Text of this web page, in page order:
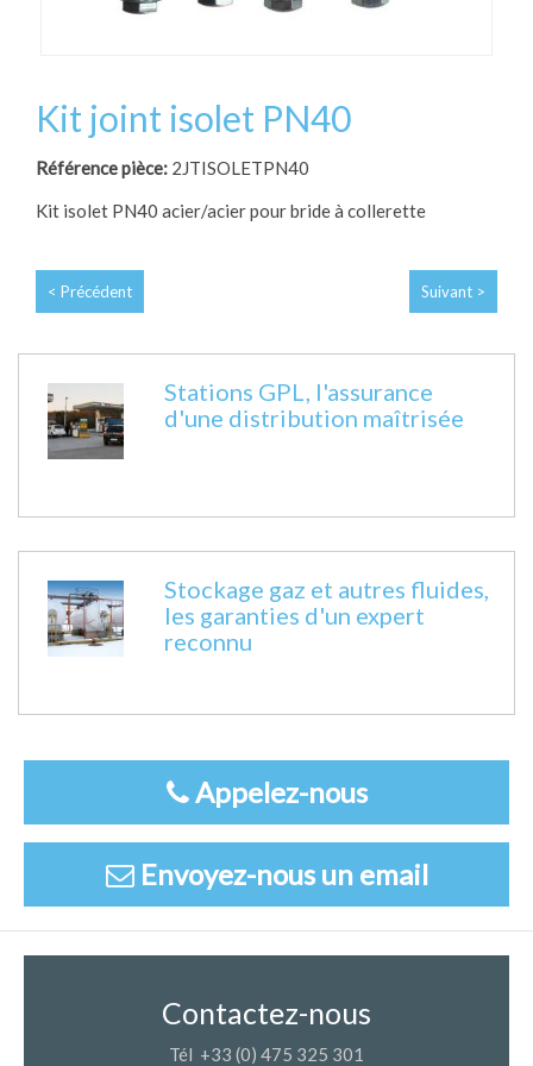
Kit joint isolet PN40
Référence pièce: 2JTISOLETPN40
Kit isolet PN40 acier/acier pour bride à collerette
< Précédent Suivant >
Stations GPL, l'assurance
d'une distribution maîtrisée
Stockage gaz et autres fluides,
les garanties d'un expert
reconnu
Appelez-nous
Envoyez-nous un email
Contactez-nous
Tél +33 (0) 475 325 301